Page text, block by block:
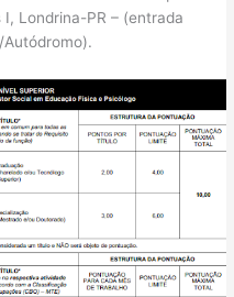
Londrina-PR – (entrada